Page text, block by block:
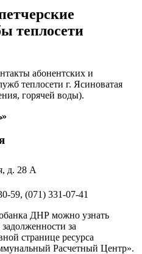
теплосети
абонентских и
теплосети г. Ясиноватая
горячей воды).
д. 28 А
59, (071) 331-07-41
ДНР можно узнать
за
странице ресурса
Расчетный Центр».